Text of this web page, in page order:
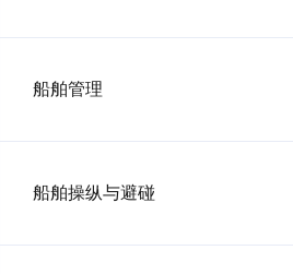
船舶管理
船舶操纵与避碰